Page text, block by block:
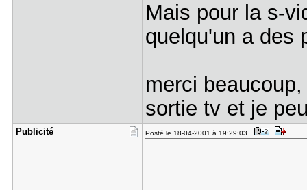
Mais pour la s-
quelqu'un a des
merci
sortie tv et je
Publicité Posté le 18-04-2001 à 19:29:03